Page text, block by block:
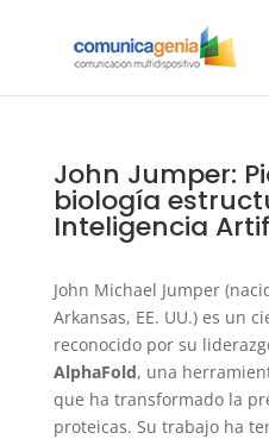
John Jumper:
biología
Inteligencia
John Michael Jumper
Arkansas, EE. UU.) es un
reconocido por su
AlphaFold, una
que ha transformado la
proteicas. Su trabajo ha